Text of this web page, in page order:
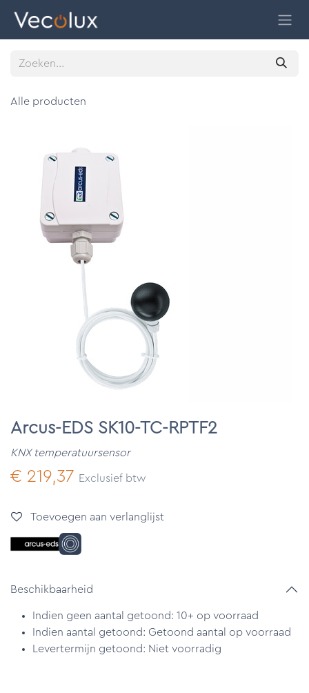
Alle producten
Arcus-EDS SK10-TC-RPTF2
KNX temperatuursensor
€ 219,37 Exclusief btw
Toevoegen aan verlanglijst
Beschikbaarheid
Indien geen aantal getoond: 10+ op voorraad
Indien aantal getoond: Getoond aantal op voorraad
Levertermijn getoond: Niet voorradig